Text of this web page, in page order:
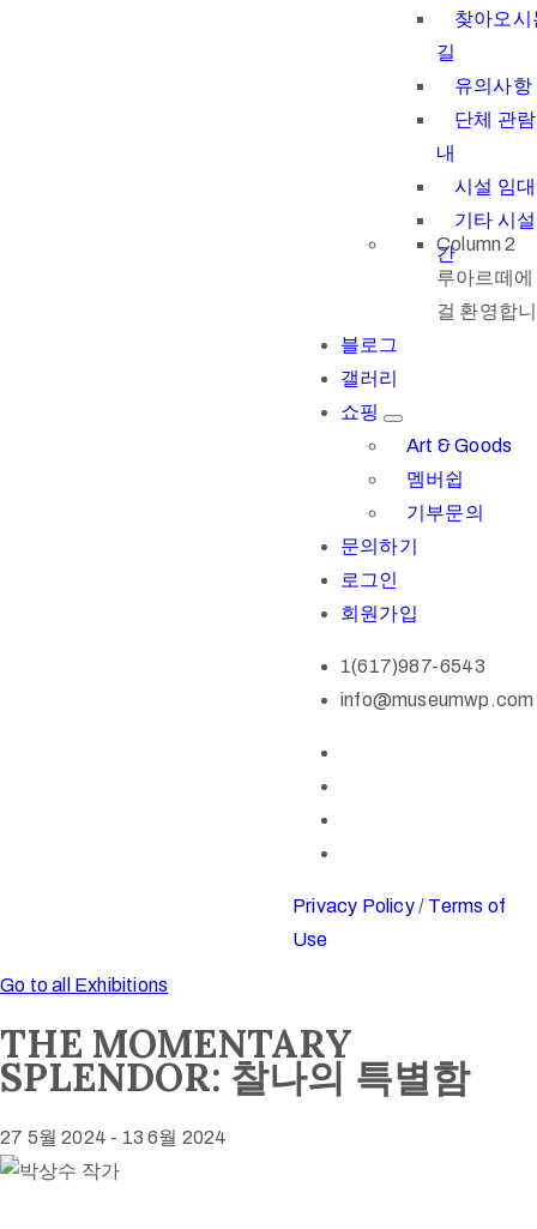
찾아오시
길
유의사항
단체 관
내
시설 임대
기타 시
간
Column 2
루아르떼에
걸 환영합
블로그
갤러리
쇼핑
Art & Goods
멤버쉽
기부문의
문의하기
로그인
회원가입
1(617)987-6543
info@museumwp.com
Privacy Policy/ Terms of
Use
Go to all Exhibitions
THE MOMENTARY
SPLENDOR: 찰나의 특별함
27 5월 2024 - 13 6월 2024